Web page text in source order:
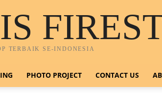
TERBAIK SE-INDONESIA
PHOTO PROJECT CONTACT US